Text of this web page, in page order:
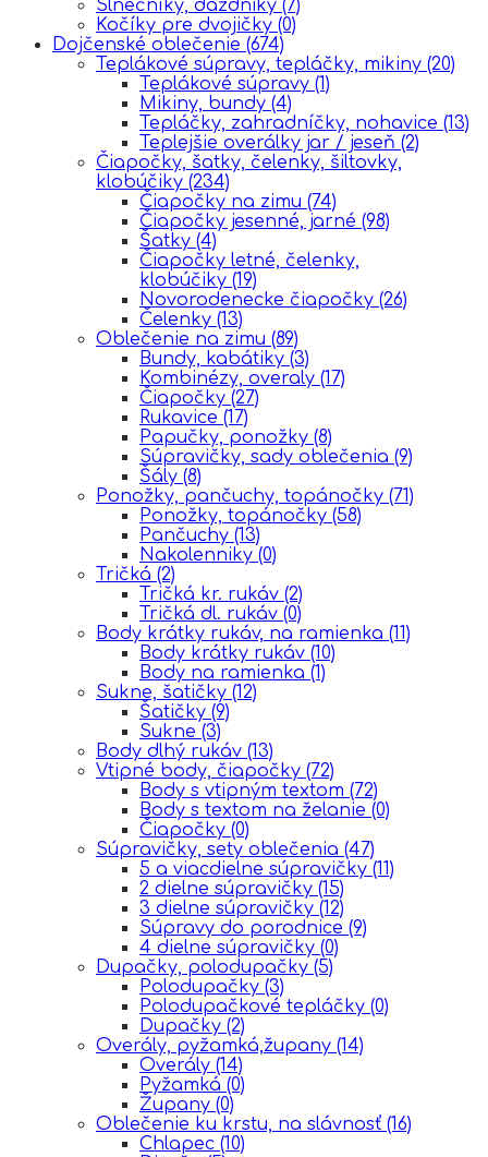
Slnečníky, dáždniky (7)
Kočíky pre dvojičky (0)
Dojčenské oblečenie (674)
Teplákové súpravy, tepláčky, mikiny (20)
Teplákové súpravy (1)
Mikiny, bundy (4)
Tepláčky, zahradníčky, nohavice (13)
Teplejšie overálky jar / jeseň (2)
Čiapočky, šatky, čelenky, šiltovky,
klobúčiky (234)
Čiapočky na zimu (74)
Čiapočky jesenné, jarné (98)
Šatky (4)
Čiapočky letné, čelenky,
klobúčiky (19)
Novorodenecke čiapočky (26)
Čelenky (13)
Oblečenie na zimu (89)
Bundy, kabátiky (3)
Kombinézy, overaly (17)
Čiapočky (27)
Rukavice (17)
Papučky, ponožky (8)
Súpravičky, sady oblečenia (9)
Šály (8)
Ponožky, pančuchy, topánočky (71)
Ponožky, topánočky (58)
Pančuchy (13)
Nakolenniky (0)
Tričká (2)
Tričká kr. rukáv (2)
Tričká dl. rukáv (0)
Body krátky rukáv, na ramienka (11)
Body krátky rukáv (10)
Body na ramienka (1)
Sukne, šatičky (12)
Šatičky (9)
Sukne (3)
Body dlhý rukáv (13)
Vtipné body, čiapočky (72)
Body s vtipným textom (72)
Body s textom na želanie (0)
Čiapočky (0)
Súpravičky, sety oblečenia (47)
5 a viacdielne súpravičky (11)
2 dielne súpravičky (15)
3 dielne súpravičky (12)
Súpravy do porodnice (9)
4 dielne súpravičky (0)
Dupačky, polodupačky (5)
Polodupačky (3)
Polodupačkové tepláčky (0)
Dupačky (2)
Overály, pyžamká,župany (14)
Overály (14)
Pyžamká (0)
Župany (0)
Oblečenie ku krstu, na slávnosť (16)
Chlapec (10)